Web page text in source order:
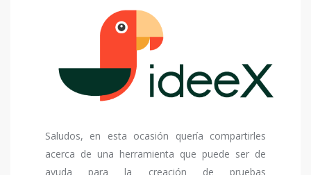
Saludos, en esta ocasión quería compartirles
acerca de una herramienta que puede ser de
ayuda para la creación de pruebas